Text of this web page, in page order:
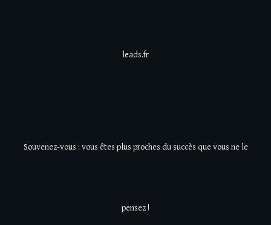
leads.fr
Souvenez-vous : vous êtes plus proches du succès que vous ne le
pensez !